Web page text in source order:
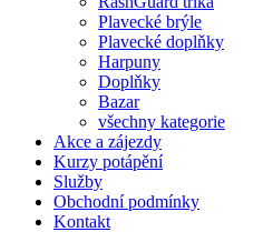
Plavecké brýle
Plavecké doplňky
Harpuny
Doplňky
Bazar
všechny kategorie
Akce a zájezdy
Kurzy potápění
Služby
Obchodní podmínky
Kontakt